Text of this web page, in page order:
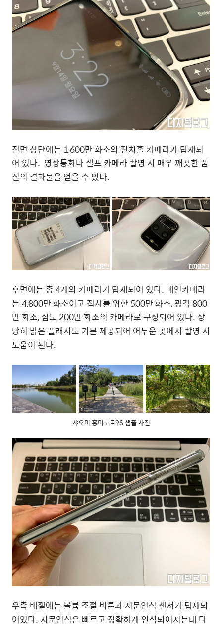
전면 상단에는 1,600만 화소의 펀치홀 카메라가 탑재되
어 있다. 영상통화나 셀프 카메라 촬영 시 매우 깨끗한 품
질의 결과물을 얻을 수 있다.
후면에는 총 4개의 카메라가 탑재되어 있다. 메인카메라
는 4,800만 화소이고 접사를 위한 500만 화소, 광각 800
만 화소, 심도 200만 화소의 카메라로 구성되어 있다. 상
당히 밝은 플래시도 기본 제공되어 어두운 곳에서 촬영 시
도움이 된다.
샤오미 홍미노트9S 샘플 사진
우측 베젤에는 볼륨 조절 버튼과 지문인식 센서가 탑재되
어있다. 지문인식은 빠르고 정확하게 인식되어지는데 다